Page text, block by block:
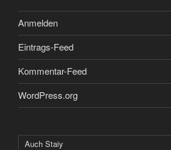
Anmelden
Eintrags-Feed
Kommentar-Feed
WordPress.org
Auch Staiy